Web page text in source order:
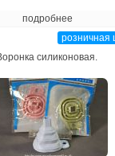
подробнее
розничная
силиконовая.